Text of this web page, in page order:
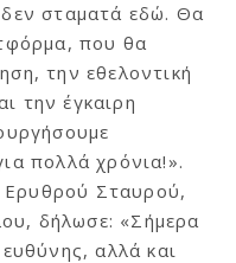
σταματά εδώ. Θα
που θα
την εθελοντική
την έγκαιρη
πολλά χρόνια!».
Σταυρού,
δήλωσε: «Σήμερα
αλλά και